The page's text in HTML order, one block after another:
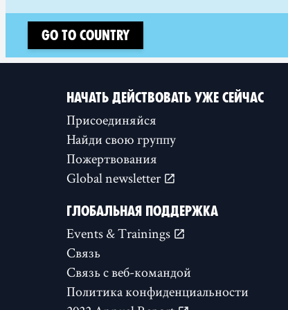
Go to country
НАЧАТЬ ДЕЙСТВОВАТЬ УЖЕ СЕЙЧАС
Присоединяйся
Найди свою группу
Пожертвования
Global newsletter
ГЛОБАЛЬНАЯ ПОДДЕРЖКА
Events & Trainings
Связь
Связь с веб-командой
Политика конфиденциальности